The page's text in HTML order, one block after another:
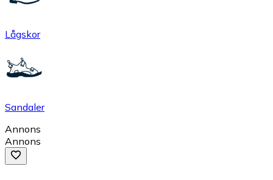
Lågskor
Sandaler
Annons
Annons